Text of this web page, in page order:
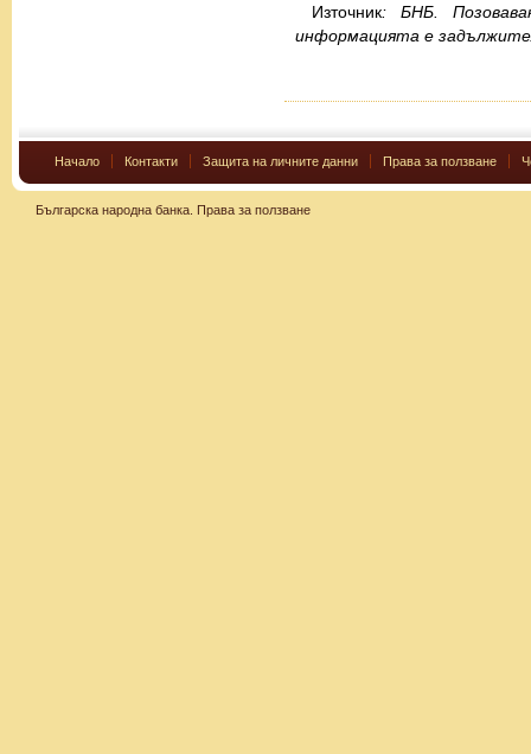
Източник: БНБ.
информацията е
Начало Контакти Защита на личните данни Права за ползване
Българска народна банка. Права за ползване